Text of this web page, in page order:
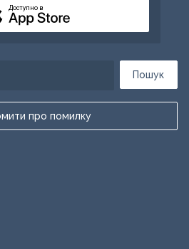
Пошук
про помилку
Доступно в